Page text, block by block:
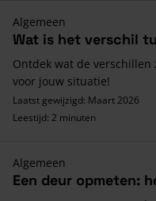
Algemeen
Wat is het verschil
Ontdek wat de
voor jouw situatie!
Laatst gewijzigd: Maart 2026
Leestijd: 2 minuten
Algemeen
Een deur opmeten: